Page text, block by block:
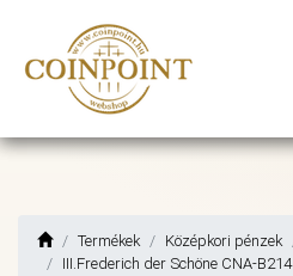
Termékek Középkori pénzek
III.Frederich der Schöne CNA-B214